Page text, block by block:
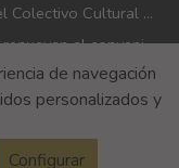
La matrícula para los cursos de pintura del Colectivo Cultural Almudí se abrirá del 1 al 4 de septiembre
El Ayuntamiento y el Banco de Alimentos renuevan el convenio de financiación de la entidad
El Ayuntamiento entrega los pañuelicos rojos de fiestas a los bebés nacidos en 2025
Accesibilidad
información
de navegación
personalizados y
Configurar